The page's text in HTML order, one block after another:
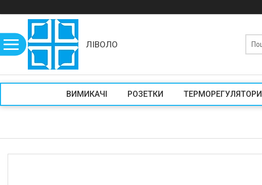
ЛІВОЛО
ВИМИКАЧІ РОЗЕТКИ ТЕРМОРЕГУЛЯТОРИ